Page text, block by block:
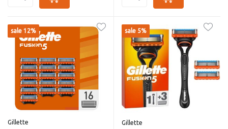
sale 12%
Gillette
sale 5%
Gillette